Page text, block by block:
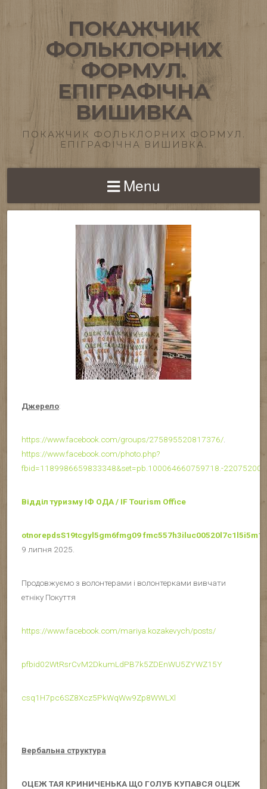
ПОКАЖЧИК
ФОЛЬКЛОРНИХ
ФОРМУЛ.
ЕПІГРАФІЧНА
ВИШИВКА
ПОКАЖЧИК ФОЛЬКЛОРНИХ ФОРМУЛ.
ЕПІГРАФІЧНА ВИШИВКА.
Menu
Джерело:
https://www.facebook.com/groups/275895520817376/
https://www.facebook.com/photo.php?
fbid=1189986659833348&set=pb.100064660759718.-
Відділ туризму ІФ ОДА / IF Tourism Office
otnorepdsS19tcgyl5gm6fmg09
9 липня 2025.
Продовжуємо з волонтерами і волонтерками вивчати
етніку Покуття
https://www.facebook.com/mariya.kozakevych/posts/
pfbid02WtRsrCvM2DkumLdPB7k5ZDEnWU5ZYWZ15Y
csq1H7pc6SZ8Xcz5PkWqWw9Zp8WWLXl
Вербальна структура
ОЦЕЖ ТАЯ КРИНИЧЕНЬКА ЩО ГОЛУБ КУПАВСЯ ОЦЕЖ